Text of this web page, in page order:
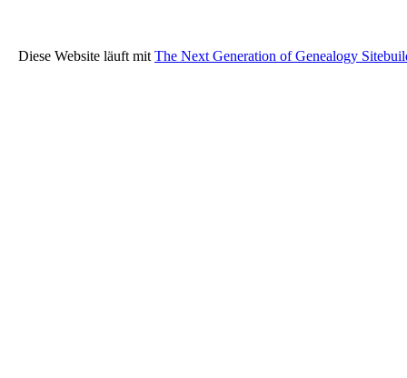
Diese Website läuft mit The Next Generation of Genealogy